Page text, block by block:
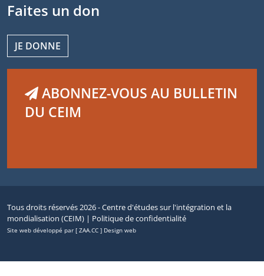
Faites un don
JE DONNE
ABONNEZ-VOUS AU BULLETIN
DU CEIM
Tous droits réservés 2026 - Centre d'études sur l'intégration et la
mondialisation (CEIM) | Politique de confidentialité
Site web développé par [ ZAA.CC ] Design web